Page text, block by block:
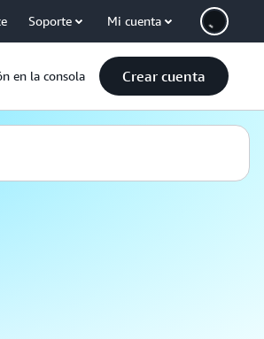
Soporte Mi cuenta
en la consola Crear cuenta